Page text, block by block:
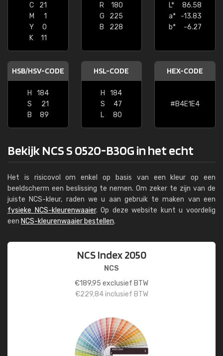
C
21
M
1
Y
0
K
11
R
180
G
225
B
228
L*
86.58
a*
-13.83
b*
-6.27
HSB/HSV-CODE
H
184
S
21
B
89
HSL-CODE
H
184
S
47
L
80
HEX-CODE
#B4E1E4
Bekijk NCS S 0520-B30G in het echt
Het is risicovol om enkel op basis van een kleur op een
beeldscherm een beslissing te nemen. Om zeker te zijn van de
juiste NCS-kleur, raden we u aan gebruik te maken van een
fysieke NCS-kleurenwaaier. Op deze website kunt u voordelig
een NCS-kleurenwaaier bestellen.
NCS Index 2050
NCS
€189,95 exclusief BTW
€229,84inclusief BTW